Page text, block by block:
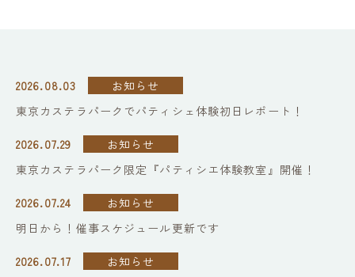
2026.08.03
お知らせ
東京カステラパークでパティシェ体験初日レポート！
2026.07.29
お知らせ
東京カステラパーク限定『パティシエ体験教室』開催！
2026.07.24
お知らせ
明日から！催事スケジュール更新です
2026.07.17
お知らせ